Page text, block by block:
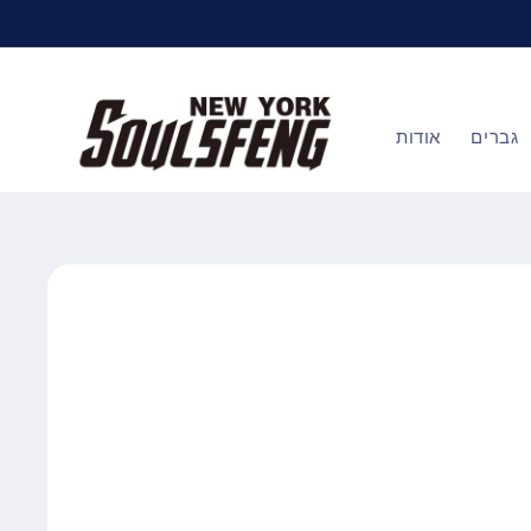
אודות גברים